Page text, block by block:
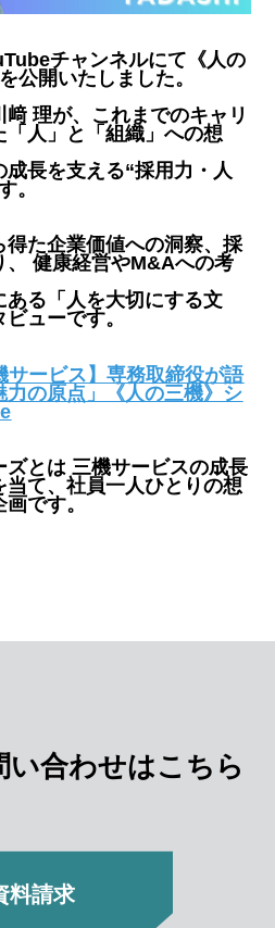
チャンネルにて《人の
公開いたしました。
理が、これまでのキャリ
「人」と「組織」への想
長を支える“採用力・人
。
た企業価値への洞察、採
、 健康経営やM&Aへの考
る「人を大切にする文
ューです。
サービス】専務取締役が語
力の原点」《人の三機》シ
とは 三機サービスの成長
当て、社員一人ひとりの想
です。
い合わせはこちら
料請求